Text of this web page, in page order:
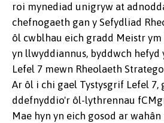
roi mynediad unigryw at
chefnogaeth gan y Sefydliad
ôl cwblhau eich gradd Meistr
yn llwyddiannus, byddwch hefyd
Lefel 7 mewn Rheolaeth
Ar ôl i chi gael Tystysgrif Lefel 7,
ddefnyddio'r ôl-lythrennau
Mae hyn yn eich gosod ar